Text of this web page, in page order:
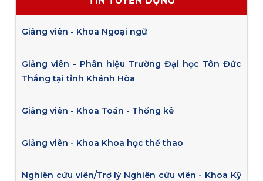
Giảng viên - Khoa Ngoại ngữ
Giảng viên - Phân hiệu Trường Đại học Tôn Đức
Thắng tại tỉnh Khánh Hòa
Giảng viên - Khoa Toán - Thống kê
Giảng viên - Khoa Khoa học thể thao
Nghiên cứu viên/Trợ lý Nghiên cứu viên - Khoa Kỹ